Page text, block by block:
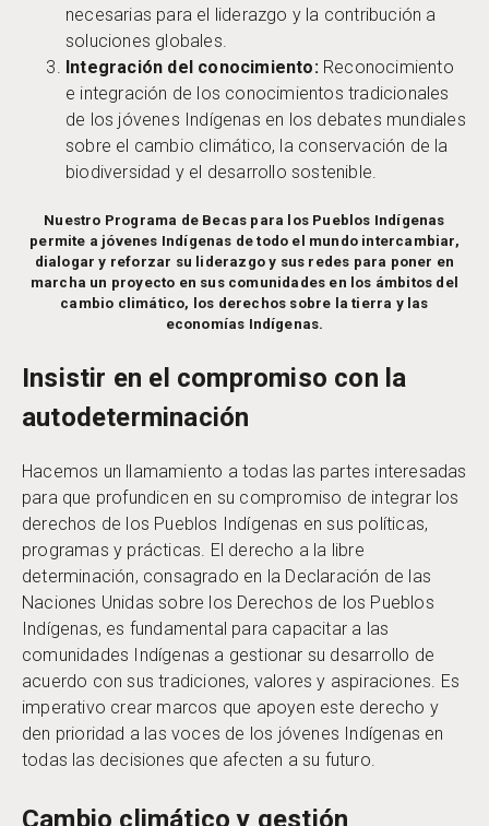
necesarias para el liderazgo y la contribución a
soluciones globales.
Integración del conocimiento:Reconocimiento
e integración de los conocimientos tradicionales
de los jóvenes Indígenas en los debates mundiales
sobre el cambio climático, la conservación de la
biodiversidad y el desarrollo sostenible.
Nuestro Programa de Becas para los Pueblos Indígenas
permite a jóvenes Indígenas de todo el mundo intercambiar,
dialogar y reforzar su liderazgo y sus redes para poner en
marcha un proyecto en sus comunidades en los ámbitos del
cambio climático, los derechos sobre la tierra y las
economías Indígenas.
Insistir en el compromiso con la
autodeterminación
Hacemos un llamamiento a todas las partes interesadas
para que profundicen en su compromiso de integrar los
derechos de los Pueblos Indígenas en sus políticas,
programas y prácticas. El derecho a la libre
determinación, consagrado en la Declaración de las
Naciones Unidas sobre los Derechos de los Pueblos
Indígenas, es fundamental para capacitar a las
comunidades Indígenas a gestionar su desarrollo de
acuerdo con sus tradiciones, valores y aspiraciones. Es
imperativo crear marcos que apoyen este derecho y
den prioridad a las voces de los jóvenes Indígenas en
todas las decisiones que afecten a su futuro.
Cambio climático y gestión